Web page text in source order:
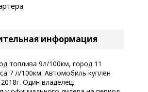
информация
топлива 9л/100км, город 11
7 л/100км. Автомобиль куплен
Один владелец.